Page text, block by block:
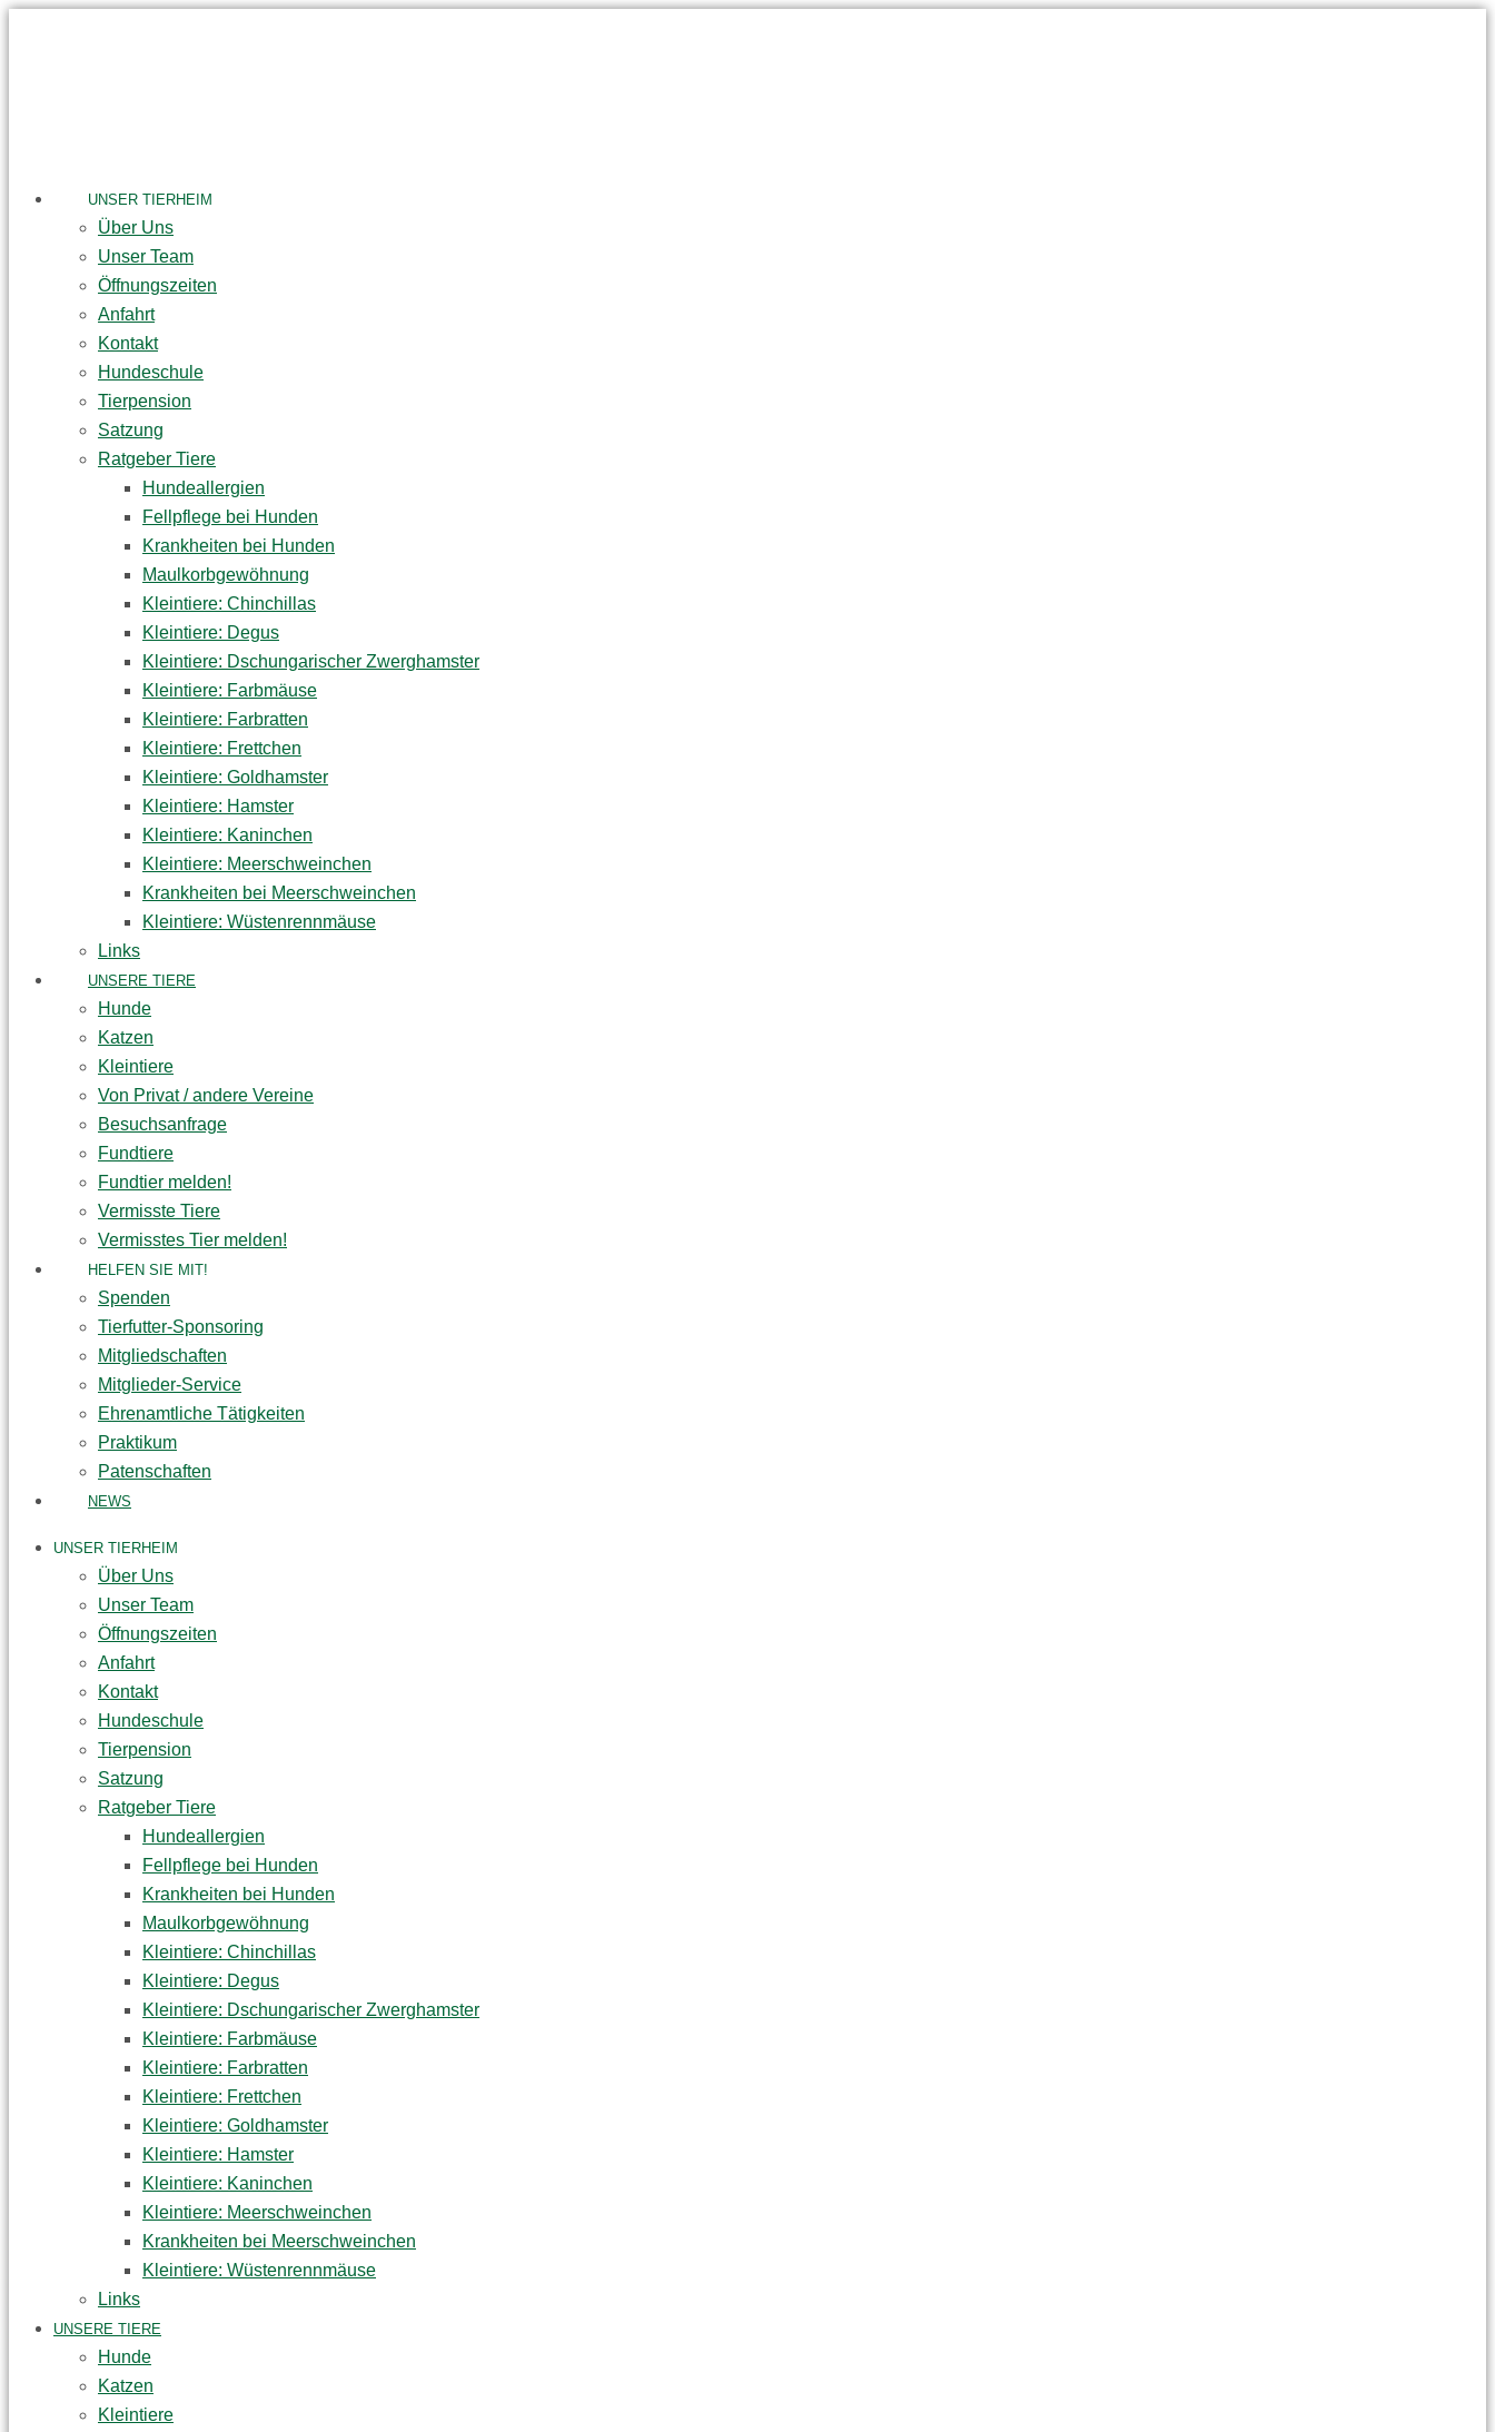
UNSER TIERHEIM
Über Uns
Unser Team
Öffnungszeiten
Anfahrt
Kontakt
Hundeschule
Tierpension
Satzung
Ratgeber Tiere
Hundeallergien
Fellpflege bei Hunden
Krankheiten bei Hunden
Maulkorbgewöhnung
Kleintiere: Chinchillas
Kleintiere: Degus
Kleintiere: Dschungarischer Zwerghamster
Kleintiere: Farbmäuse
Kleintiere: Farbratten
Kleintiere: Frettchen
Kleintiere: Goldhamster
Kleintiere: Hamster
Kleintiere: Kaninchen
Kleintiere: Meerschweinchen
Krankheiten bei Meerschweinchen
Kleintiere: Wüstenrennmäuse
Links
UNSERE TIERE
Hunde
Katzen
Kleintiere
Von Privat / andere Vereine
Besuchsanfrage
Fundtiere
Fundtier melden!
Vermisste Tiere
Vermisstes Tier melden!
HELFEN SIE MIT!
Spenden
Tierfutter-Sponsoring
Mitgliedschaften
Mitglieder-Service
Ehrenamtliche Tätigkeiten
Praktikum
Patenschaften
NEWS
UNSER TIERHEIM
Über Uns
Unser Team
Öffnungszeiten
Anfahrt
Kontakt
Hundeschule
Tierpension
Satzung
Ratgeber Tiere
Hundeallergien
Fellpflege bei Hunden
Krankheiten bei Hunden
Maulkorbgewöhnung
Kleintiere: Chinchillas
Kleintiere: Degus
Kleintiere: Dschungarischer Zwerghamster
Kleintiere: Farbmäuse
Kleintiere: Farbratten
Kleintiere: Frettchen
Kleintiere: Goldhamster
Kleintiere: Hamster
Kleintiere: Kaninchen
Kleintiere: Meerschweinchen
Krankheiten bei Meerschweinchen
Kleintiere: Wüstenrennmäuse
Links
UNSERE TIERE
Hunde
Katzen
Kleintiere